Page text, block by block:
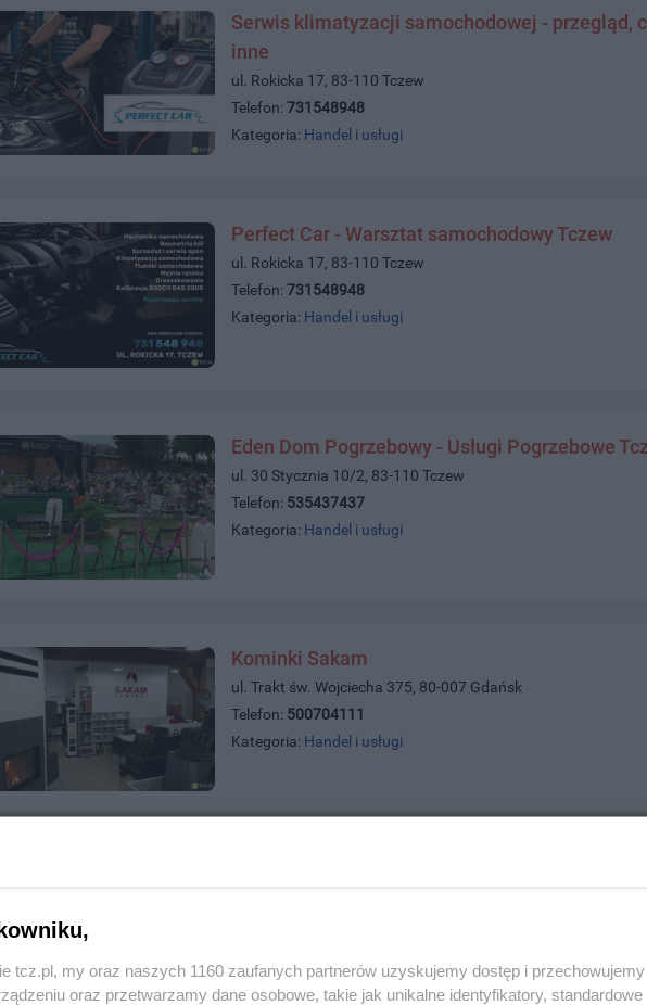
Serwis klimatyzacji samochodowej - przegląd,
inne
ul. Rokicka 17, 83-110 Tczew
Telefon:731548948
Kategoria: Handel i usługi
Perfect Car - Warsztat samochodowy Tczew
ul. Rokicka 17, 83-110 Tczew
Telefon:731548948
Kategoria: Handel i usługi
Eden Dom Pogrzebowy - Usługi Pogrzebowe
ul. 30 Stycznia 10/2, 83-110 Tczew
Telefon: 535437437
Kategoria: Handel i usługi
Kominki Sakam
ul. Trakt św. Wojciecha 375, 80-007 Gdańsk
Telefon: 500704111
Kategoria: Handel i usługi
tcz.pl, my oraz naszych 1160 zaufanych partnerów uzyskujemy dostęp i przechowujemy
oraz przetwarzamy dane osobowe, takie jak unikalne identyfikatory, standardowe